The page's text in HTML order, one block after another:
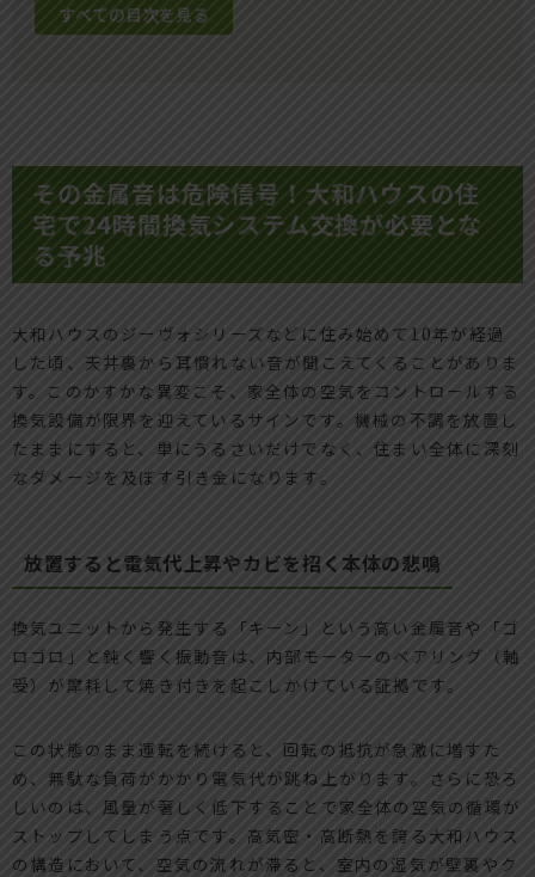
すべての目次を見る
その金属音は危険信号！大和ハウスの住
宅で24時間換気システム交換が必要とな
る予兆
大和ハウスのジーヴォシリーズなどに住み始めて10年が経過
した頃、天井裏から耳慣れない音が聞こえてくることがありま
す。このかすかな異変こそ、家全体の空気をコントロールする
換気設備が限界を迎えているサインです。機械の不調を放置し
たままにすると、単にうるさいだけでなく、住まい全体に深刻
なダメージを及ぼす引き金になります。
放置すると電気代上昇やカビを招く本体の悲鳴
換気ユニットから発生する「キーン」という高い金属音や「ゴ
ロゴロ」と鈍く響く振動音は、内部モーターのベアリング（軸
受）が摩耗して焼き付きを起こしかけている証拠です。
この状態のまま運転を続けると、回転の抵抗が急激に増すた
め、無駄な負荷がかかり電気代が跳ね上がります。さらに恐ろ
しいのは、風量が著しく低下することで家全体の空気の循環が
ストップしてしまう点です。高気密・高断熱を誇る大和ハウス
の構造において、空気の流れが滞ると、室内の湿気が壁裏やク